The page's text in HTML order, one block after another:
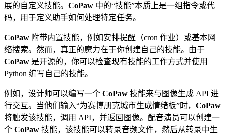
展的自定义技能。 CoPaw 中的“技能”本质上是一组指令或代
码，用于定义助手如何处理特定任务。
CoPaw 附带内置技能，例如安排提醒（cron 作业）或基本网
络搜索。然而，真正的魔力在于你创建自己的技能。由于
CoPaw 是开源的，你可以检查现有技能的工作方式并使用
Python 编写自己的技能。
例如，设计师可以编写一个 CoPaw 技能来与图像生成 API 进
行交互。当他们输入“为赛博朋克城市生成情绪板”时， CoPaw
将触发该技能，调用 API，并返回图像。配音演员可以创建一
个 CoPaw 技能，该技能可以转录音频文件，然后从转录中生